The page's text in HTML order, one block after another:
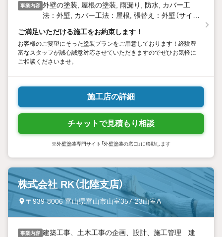
事業内容 外壁の塗装, 屋根の塗装, 雨漏り, 防水, カバー工
法：外壁, カバー工法：屋根, 張替え：外壁（サイデ
ど）, 葺替え：瓦屋根, 全面貼替え, リフォーム工事
ご満足いただける施工をお約束します！
お客様のご要望にそった塗装プランをご用意しております！経験豊
富なスタッフが誠心誠意対応させていただきますのでぜひお気軽に
ご相談くださいませ。
施工店の詳細
チャットで見積もり相談
※外壁塗装専門サイト「外壁塗装の窓口」に移動します
株式会社 RK（北陸支店）
〒939-8006 富山県富山市山室357-23山室A
事業内容 建築工事、土木工事の企画、設計、施工管理 建